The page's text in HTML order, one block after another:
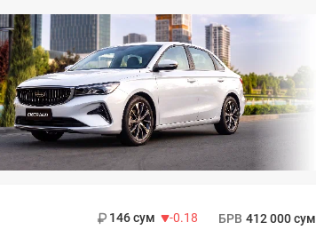
146 сум
-0.18
БРВ 412 000 сум